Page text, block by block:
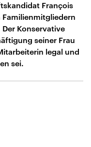
François
Konservative
seiner Frau
legal und
sei.